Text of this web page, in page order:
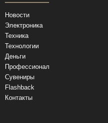
Новости
Электроника
Техника
Технологии
Деньги
Профессионал
Сувениры
Flashback
Контакты